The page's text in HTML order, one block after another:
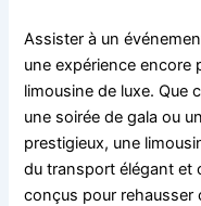
Assister à un
une expérience encore
limousine de luxe. Que
une soirée de gala ou
prestigieux, une
du transport élégant et
conçus pour rehausser